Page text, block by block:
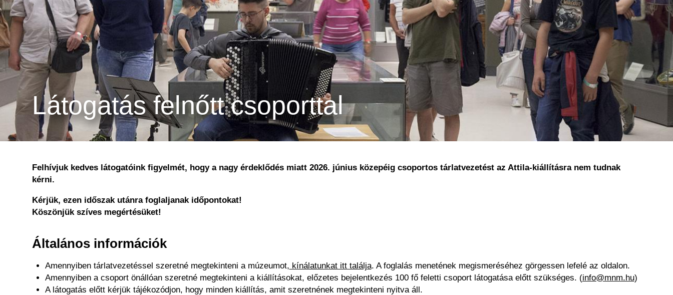
Látogatás felnőtt csoporttal
Felhívjuk kedves látogatóink figyelmét, hogy a nagy érdeklődés miatt 2026. június közepéig csoportos tárlatvezetést az Attila-kiállításra nem tudnak
kérni.
Kérjük, ezen időszak utánra foglaljanak időpontokat!
Köszönjük szíves megértésüket!
Általános információk
Amennyiben tárlatvezetéssel szeretné megtekinteni a múzeumot, kínálatunkat itt találja. A foglalás menetének megismeréséhez görgessen lefelé az oldalon.
Amennyiben a csoport önállóan szeretné megtekinteni a kiállításokat, előzetes bejelentkezés 100 fő feletti csoport látogatása előtt szükséges. (info@mnm.hu)
A látogatás előtt kérjük tájékozódjon, hogy minden kiállítás, amit szeretnének megtekinteni nyitva áll.